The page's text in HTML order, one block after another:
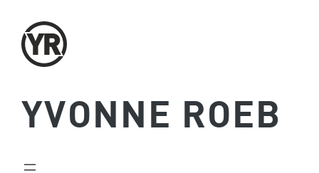
Inhalt
springen
YVONNE ROEB